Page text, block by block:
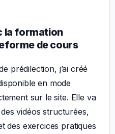
la formation
de cours
prédilection, j’ai créé
en mode
sur le site. Elle va
vidéos structurées,
des exercices pratiques